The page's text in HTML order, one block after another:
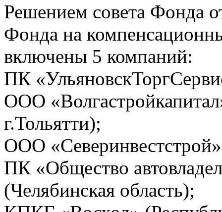
Решением совета Фонда
Фонда на
включены 5 компаний:
ПК
ООО
г.Тольятти);
ООО
ПК «Общество
(Челябинская область);